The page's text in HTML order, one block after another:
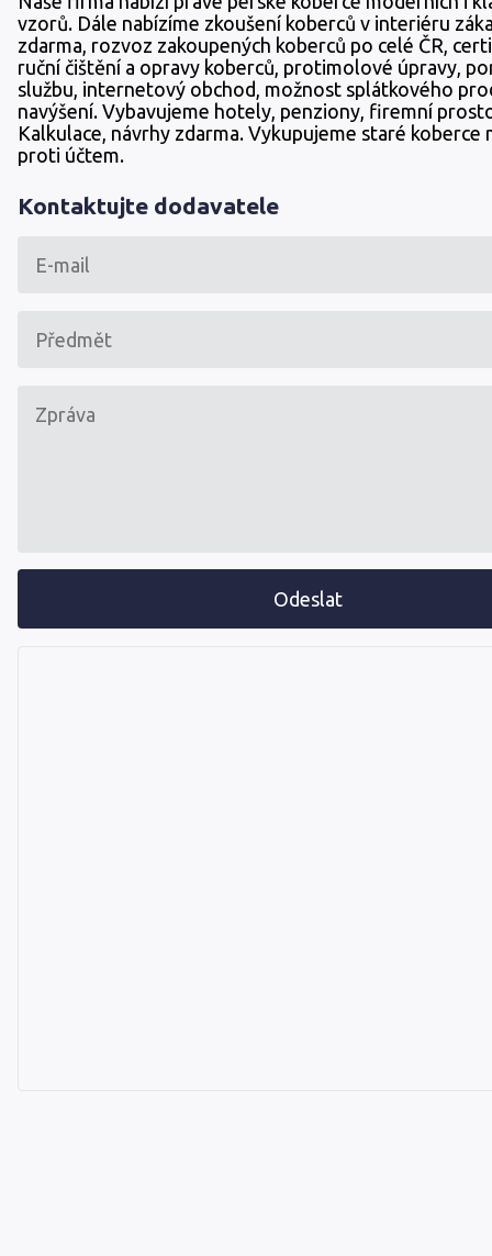
vzorů. Dále nabízíme zkoušení koberců v interiéru
zdarma, rozvoz zakoupených koberců po celé ČR,
ruční čištění a opravy koberců, protimolové úpravy,
službu, internetový obchod, možnost splátkového
navýšení. Vybavujeme hotely, penziony, firemní
Kalkulace, návrhy zdarma. Vykupujeme staré koberce
proti účtem.
Kontaktujte dodavatele
Odeslat